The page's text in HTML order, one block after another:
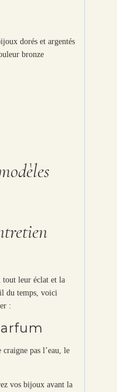
dorés et argentés
bronze
tout leur éclat et la
du temps, voici
:
pas l’eau, le
vos bijoux avant la